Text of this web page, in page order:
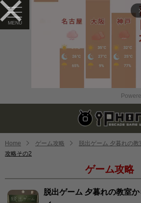
Home ゲーム攻略
脱出ゲーム 夕暮れの教
攻略その2
ゲーム攻略
脱出ゲーム 夕暮れの教室か